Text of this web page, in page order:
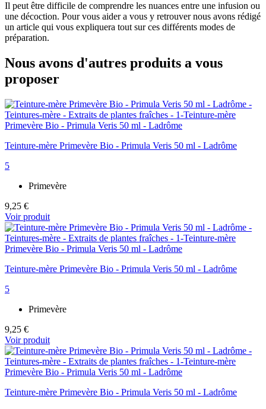
Il peut être difficile de comprendre les nuances entre une infusion ou
une décoction. Pour vous aider a vous y retrouver nous avons rédigé
un article qui vous expliquera tout sur ces différents modes de
préparation.
Nous avons d'autres produits a vous
proposer
Teinture-mère Primevère Bio - Primula Veris 50 ml - Ladrôme
5
Primevère
9,25 €
Voir produit
Teinture-mère Primevère Bio - Primula Veris 50 ml - Ladrôme
5
Primevère
9,25 €
Voir produit
Teinture-mère Primevère Bio - Primula Veris 50 ml - Ladrôme